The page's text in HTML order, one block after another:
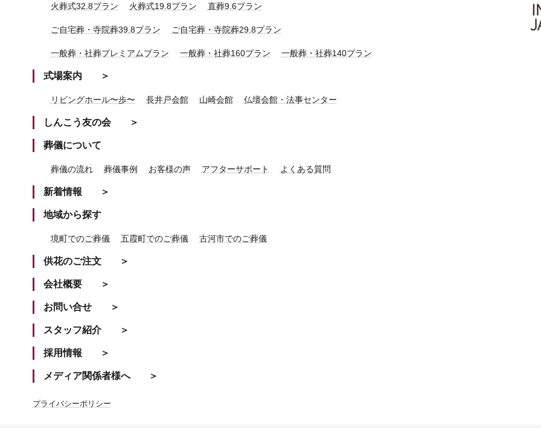
火葬式32.8プラン 火葬式19.8プラン 直葬9.6プラン
ご自宅葬・寺院葬39.8プラン ご自宅葬・寺院葬29.8プラン
一般葬・社葬プレミアムプラン 一般葬・社葬160プラン 一般葬・社葬140プラン
式場案内
リビングホール〜歩〜 長井戸会館 山崎会館 仏壇会館・法事センター
しんこう友の会
葬儀について
葬儀の流れ 葬儀事例 お客様の声 アフターサポート よくある質問
新着情報
地域から探す
境町でのご葬儀 五霞町でのご葬儀 古河市でのご葬儀
供花のご注文
会社概要
お問い合せ
スタッフ紹介
採用情報
メディア関係者様へ
プライバシーポリシー